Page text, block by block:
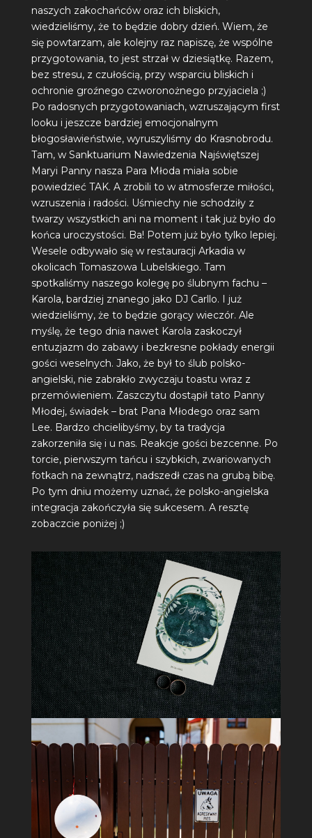
naszych zakochańców oraz ich bliskich,
wiedzieliśmy, że to będzie dobry dzień. Wiem, że
się powtarzam, ale kolejny raz napiszę, że wspólne
przygotowania, to jest strzał w dziesiątkę. Razem,
bez stresu, z czułością, przy wsparciu bliskich i
ochronie groźnego czworonożnego przyjaciela ;)
Po radosnych przygotowaniach, wzruszającym first
looku i jeszcze bardziej emocjonalnym
błogosławieństwie, wyruszyliśmy do Krasnobrodu.
Tam, w Sanktuarium Nawiedzenia Najświętszej
Maryi Panny nasza Para Młoda miała sobie
powiedzieć TAK. A zrobili to w atmosferze miłości,
wzruszenia i radości. Uśmiechy nie schodziły z
twarzy wszystkich ani na moment i tak już było do
końca uroczystości. Ba! Potem już było tylko lepiej.
Wesele odbywało się w restauracji Arkadia w
okolicach Tomaszowa Lubelskiego. Tam
spotkaliśmy naszego kolegę po ślubnym fachu –
Karola, bardziej znanego jako DJ Carllo. I już
wiedzieliśmy, że to będzie gorący wieczór. Ale
myślę, że tego dnia nawet Karola zaskoczył
entuzjazm do zabawy i bezkresne pokłady energii
gości weselnych. Jako, że był to ślub polsko-
angielski, nie zabrakło zwyczaju toastu wraz z
przemówieniem. Zaszczytu dostąpił tato Panny
Młodej, świadek – brat Pana Młodego oraz sam
Lee. Bardzo chcielibyśmy, by ta tradycja
zakorzeniła się i u nas. Reakcje gości bezcenne. Po
torcie, pierwszym tańcu i szybkich, zwariowanych
fotkach na zewnątrz, nadszedł czas na grubą bibę.
Po tym dniu możemy uznać, że polsko-angielska
integracja zakończyła się sukcesem. A resztę
zobaczcie poniżej ;)